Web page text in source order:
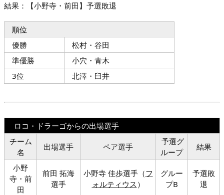
結果：【小野寺・前田】予選敗退
順位
優勝
松村・谷田
準優勝
小穴・青木
3位
北澤・臼井
ロコ・ドラーゴからの出場選手
チーム
名
出場選手 ペア選手
予選グ
ループ
結果
小野
寺・前
田
前田 拓海
選手
小野寺 佳歩選手（フ
ォルティウス ）
グルー
プB
予選敗
退